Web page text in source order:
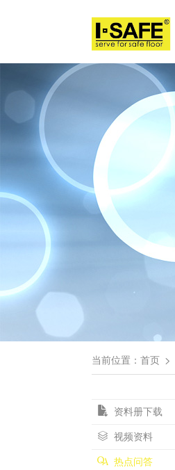
当前位置： 首页
资料册下载
视频资料
热点问答